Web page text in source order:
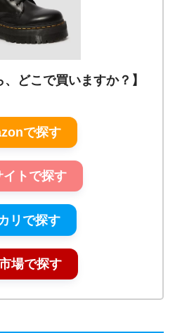
、どこで買いますか？】
で探す
イトで探す
リで探す
場で探す